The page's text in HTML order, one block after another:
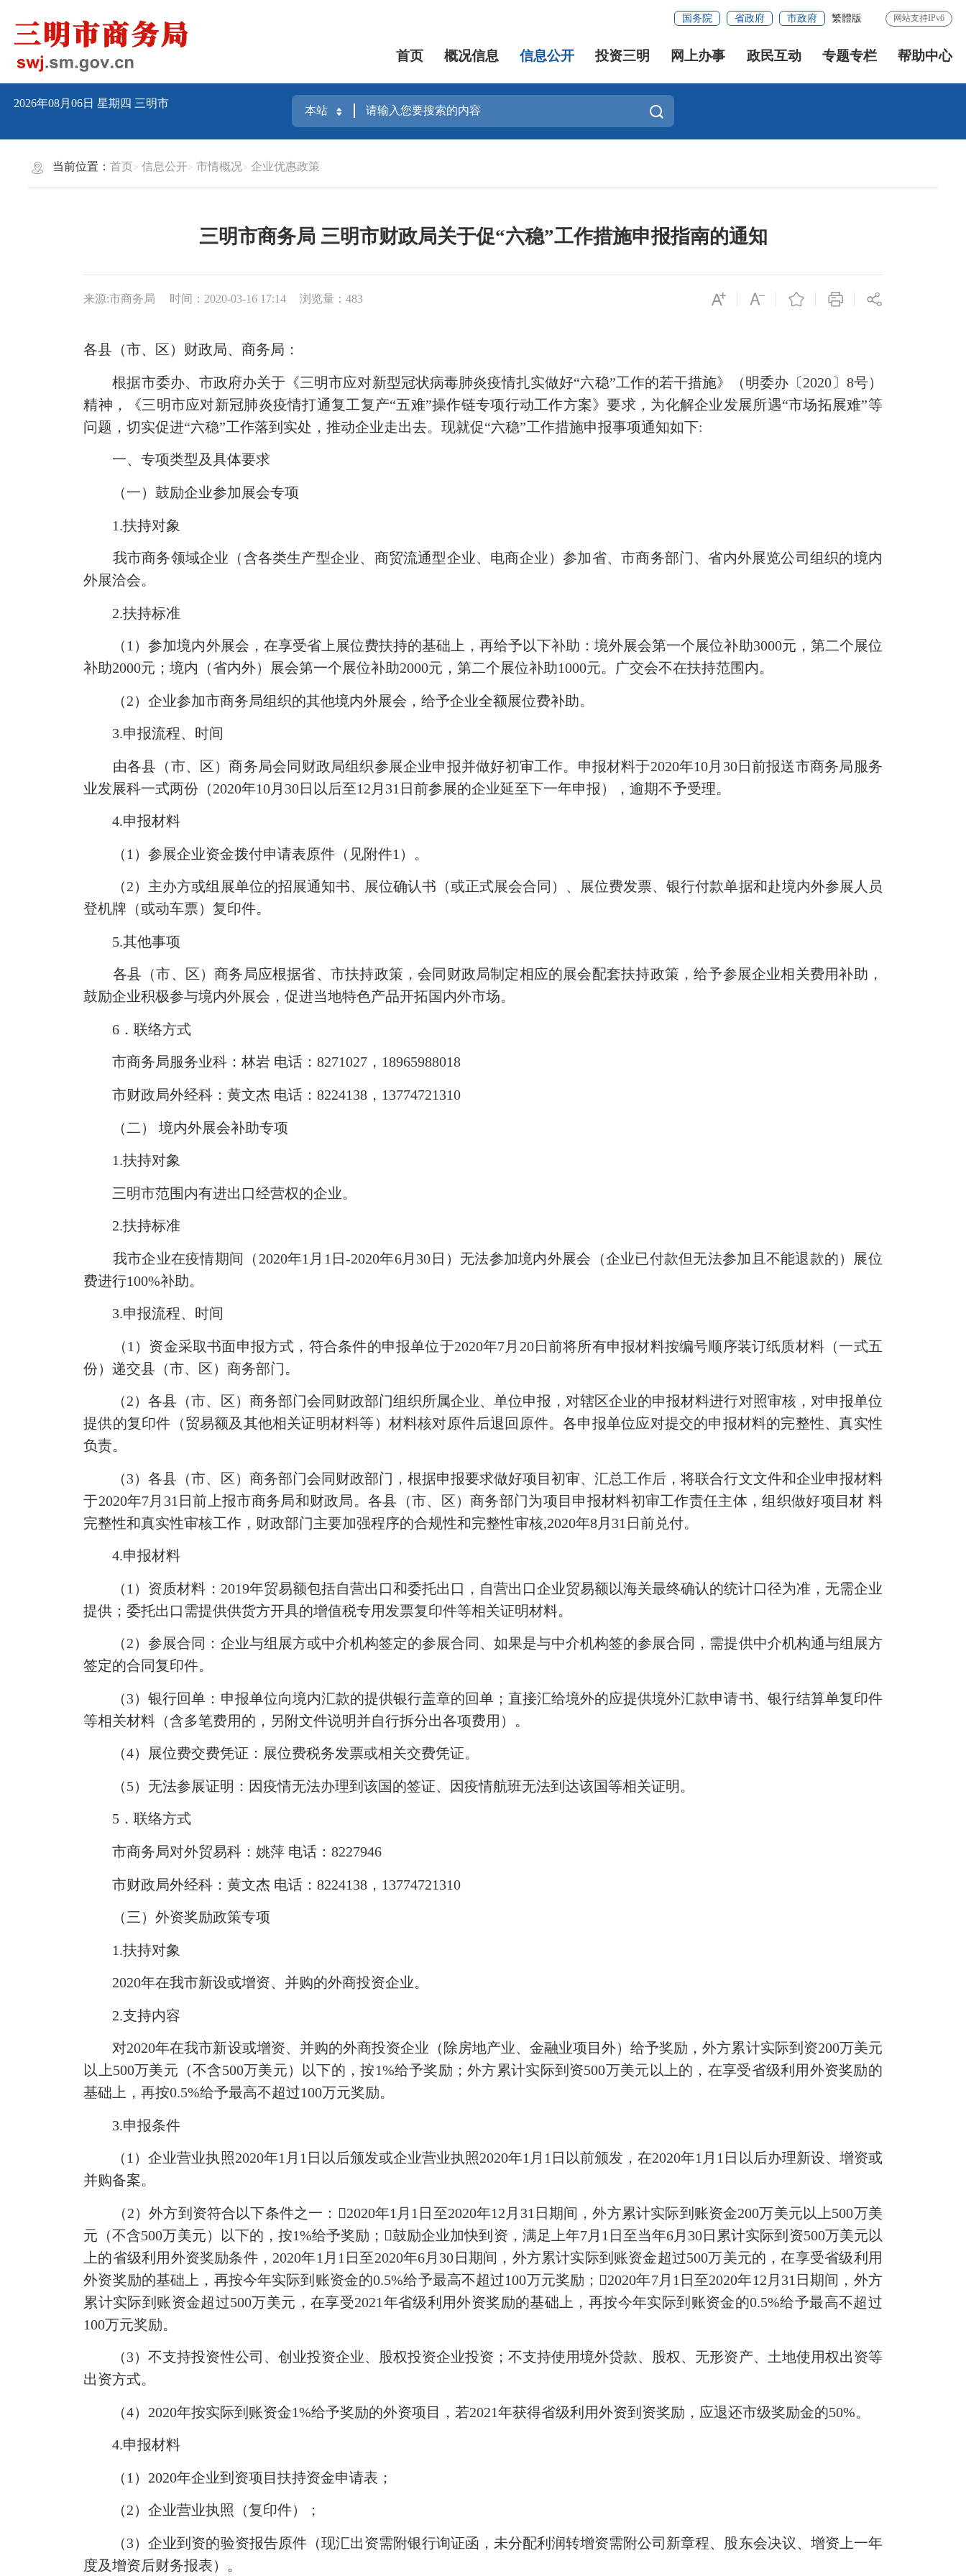
国务院 省政府 市政府 繁體版 网站支持IPv6
首页 概况信息 信息公开 投资三明 网上办事 政民互动 专题专栏 帮助中心
2026年08月06日星期四 三明市
当前位置：首页 信息公开 市情概况 企业优惠政策
三明市商务局 三明市财政局关于促“六稳”工作措施申报指南的通知
来源:市商务局 时间：2020-03-16 17:14 浏览量：483
各县（市、区）财政局、商务局：
根据市委办、市政府办关于《三明市应对新型冠状病毒肺炎疫情扎实做好“六稳”工作的若干措施》（明委办〔2020〕8号）
精神，《三明市应对新冠肺炎疫情打通复工复产“五难”操作链专项行动工作方案》要求，为化解企业发展所遇“市场拓展难”等
问题，切实促进“六稳”工作落到实处，推动企业走出去。现就促“六稳”工作措施申报事项通知如下:
一、专项类型及具体要求
（一）鼓励企业参加展会专项
1.扶持对象
我市商务领域企业（含各类生产型企业、商贸流通型企业、电商企业）参加省、市商务部门、省内外展览公司组织的境内
外展洽会。
2.扶持标准
（1）参加境内外展会，在享受省上展位费扶持的基础上，再给予以下补助：境外展会第一个展位补助3000元，第二个展位
补助2000元；境内（省内外）展会第一个展位补助2000元，第二个展位补助1000元。广交会不在扶持范围内。
（2）企业参加市商务局组织的其他境内外展会，给予企业全额展位费补助。
3.申报流程、时间
由各县（市、区）商务局会同财政局组织参展企业申报并做好初审工作。申报材料于2020年10月30日前报送市商务局服务
业发展科一式两份（2020年10月30日以后至12月31日前参展的企业延至下一年申报），逾期不予受理。
4.申报材料
（1）参展企业资金拨付申请表原件（见附件1）。
（2）主办方或组展单位的招展通知书、展位确认书（或正式展会合同）、展位费发票、银行付款单据和赴境内外参展人员
登机牌（或动车票）复印件。
5.其他事项
各县（市、区）商务局应根据省、市扶持政策，会同财政局制定相应的展会配套扶持政策，给予参展企业相关费用补助，
鼓励企业积极参与境内外展会，促进当地特色产品开拓国内外市场。
6．联络方式
市商务局服务业科：林岩 电话：8271027，18965988018
市财政局外经科：黄文杰 电话：8224138，13774721310
（二） 境内外展会补助专项
1.扶持对象
三明市范围内有进出口经营权的企业。
2.扶持标准
我市企业在疫情期间（2020年1月1日-2020年6月30日）无法参加境内外展会（企业已付款但无法参加且不能退款的）展位
费进行100%补助。
3.申报流程、时间
（1）资金采取书面申报方式，符合条件的申报单位于2020年7月20日前将所有申报材料按编号顺序装订纸质材料（一式五
份）递交县（市、区）商务部门。
（2）各县（市、区）商务部门会同财政部门组织所属企业、单位申报，对辖区企业的申报材料进行对照审核，对申报单位
提供的复印件（贸易额及其他相关证明材料等）材料核对原件后退回原件。各申报单位应对提交的申报材料的完整性、真实性
负责。
（3）各县（市、区）商务部门会同财政部门，根据申报要求做好项目初审、汇总工作后，将联合行文文件和企业申报材料
于2020年7月31日前上报市商务局和财政局。各县（市、区）商务部门为项目申报材料初审工作责任主体，组织做好项目材 料
完整性和真实性审核工作，财政部门主要加强程序的合规性和完整性审核,2020年8月31日前兑付。
4.申报材料
（1）资质材料：2019年贸易额包括自营出口和委托出口，自营出口企业贸易额以海关最终确认的统计口径为准，无需企业
提供；委托出口需提供供货方开具的增值税专用发票复印件等相关证明材料。
（2）参展合同：企业与组展方或中介机构签定的参展合同、如果是与中介机构签的参展合同，需提供中介机构通与组展方
签定的合同复印件。
（3）银行回单：申报单位向境内汇款的提供银行盖章的回单；直接汇给境外的应提供境外汇款申请书、银行结算单复印件
等相关材料（含多笔费用的，另附文件说明并自行拆分出各项费用）。
（4）展位费交费凭证：展位费税务发票或相关交费凭证。
（5）无法参展证明：因疫情无法办理到该国的签证、因疫情航班无法到达该国等相关证明。
5．联络方式
市商务局对外贸易科：姚萍 电话：8227946
市财政局外经科：黄文杰 电话：8224138，13774721310
（三）外资奖励政策专项
1.扶持对象
2020年在我市新设或增资、并购的外商投资企业。
2.支持内容
对2020年在我市新设或增资、并购的外商投资企业（除房地产业、金融业项目外）给予奖励，外方累计实际到资200万美元
以上500万美元（不含500万美元）以下的，按1%给予奖励；外方累计实际到资500万美元以上的，在享受省级利用外资奖励的
基础上，再按0.5%给予最高不超过100万元奖励。
3.申报条件
（1）企业营业执照2020年1月1日以后颁发或企业营业执照2020年1月1日以前颁发，在2020年1月1日以后办理新设、增资或
并购备案。
（2）外方到资符合以下条件之一：2020年1月1日至2020年12月31日期间，外方累计实际到账资金200万美元以上500万美
元（不含500万美元）以下的，按1%给予奖励；鼓励企业加快到资，满足上年7月1日至当年6月30日累计实际到资500万美元以
上的省级利用外资奖励条件，2020年1月1日至2020年6月30日期间，外方累计实际到账资金超过500万美元的，在享受省级利用
外资奖励的基础上，再按今年实际到账资金的0.5%给予最高不超过100万元奖励；2020年7月1日至2020年12月31日期间，外方
累计实际到账资金超过500万美元，在享受2021年省级利用外资奖励的基础上，再按今年实际到账资金的0.5%给予最高不超过
100万元奖励。
（3）不支持投资性公司、创业投资企业、股权投资企业投资；不支持使用境外贷款、股权、无形资产、土地使用权出资等
出资方式。
（4）2020年按实际到账资金1%给予奖励的外资项目，若2021年获得省级利用外资到资奖励，应退还市级奖励金的50%。
4.申报材料
（1）2020年企业到资项目扶持资金申请表；
（2）企业营业执照（复印件）；
（3）企业到资的验资报告原件（现汇出资需附银行询证函，未分配利润转增资需附公司新章程、股东会决议、增资上一年
度及增资后财务报表）。